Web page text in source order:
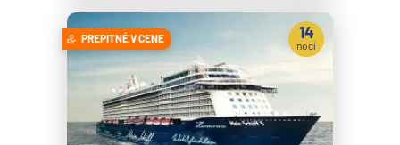
PREPITNÉ V CENE 14
nocí